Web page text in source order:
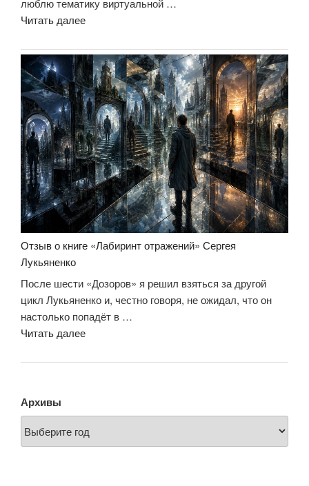
люблю тематику виртуальной …
Читать далее«Отзыв
книге
«Фальшивые
зеркала»
Сергея
Лукьяненко»
Отзыв о книге «Лабиринт отражений» Сергея
Лукьяненко
После шести «Дозоров» я решил взяться за другой
цикл Лукьяненко и, честно говоря, не ожидал, что он
настолько попадёт в …
Читать далее«Отзыв
книге
Сергея
Лукьяненко»
Архивы